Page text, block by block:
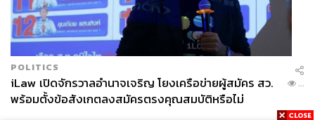
POLITICS
iLaw เปิดจักรวาลอำนาจเจริญ โยงเครือข่ายผู้สมัคร สว.
พร้อมตั้งข้อสังเกตลงสมัครตรงคุณสมบัติหรือไม่
...